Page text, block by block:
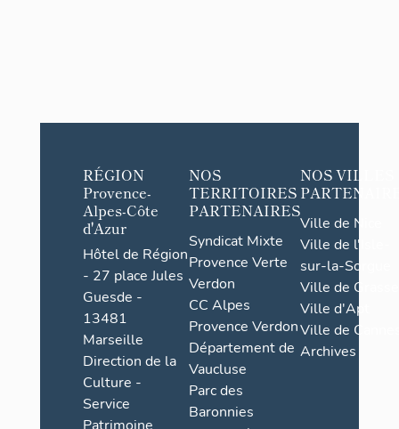
RÉGION
Provence-
Alpes-Côte
d'Azur
Hôtel de Région
- 27 place Jules
Guesde -
13481
Marseille
Direction de la
Culture -
Service
NOS
TERRITOIRES
PARTENAIRES
Syndicat Mixte
Provence Verte
Verdon
CC Alpes
Provence Verdon
Département de
Vaucluse
Parc des
Baronnies
NOS VILLES
Ville de Nice
Ville de l'Isle-
sur-la-Sorgue
Ville de Grasse
Ville d'Apt
Ville de
Archives